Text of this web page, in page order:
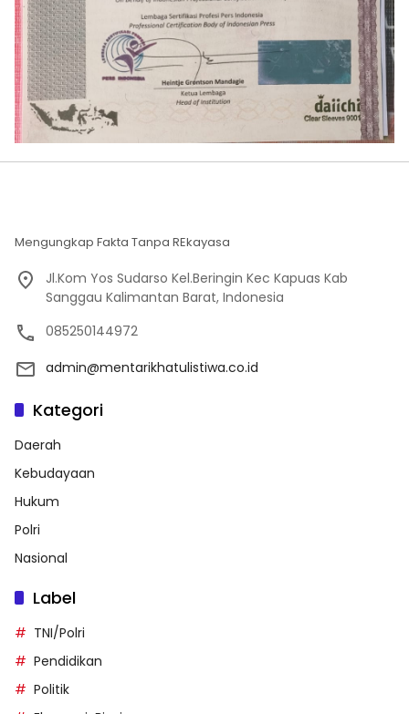
Mengungkap Fakta Tanpa REkayasa
Jl.Kom Yos Sudarso Kel.Beringin Kec Kapuas Kab
Sanggau Kalimantan Barat, Indonesia
085250144972
admin@mentarikhatulistiwa.co.id
Kategori
Daerah
Kebudayaan
Hukum
Polri
Nasional
Label
TNI/Polri
Pendidikan
Politik